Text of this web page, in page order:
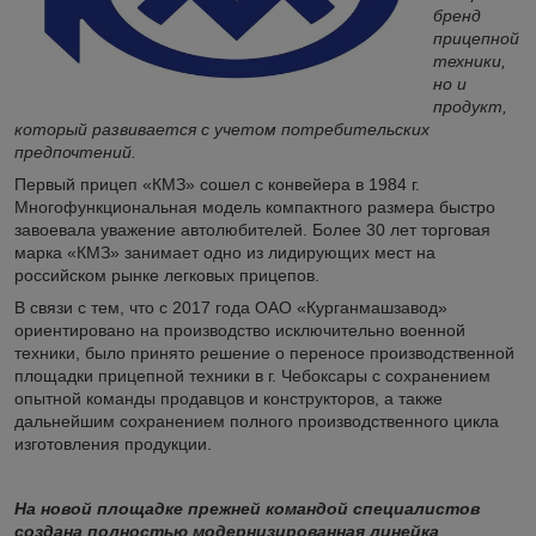
бренд
прицепной
техники,
но и
продукт,
который развивается с учетом потребительских
предпочтений.
Первый прицеп «КМЗ» сошел с конвейера в 1984 г.
Многофункциональная модель компактного размера быстро
завоевала уважение автолюбителей. Более 30 лет торговая
марка «КМЗ» занимает одно из лидирующих мест на
российском рынке легковых прицепов.
В связи с тем, что с 2017 года ОАО «Курганмашзавод»
ориентировано на производство исключительно военной
техники, было принято решение о переносе производственной
площадки прицепной техники в г. Чебоксары с сохранением
опытной команды продавцов и конструкторов, а также
дальнейшим сохранением полного производственного цикла
изготовления продукции.
На новой площадке прежней командой специалистов
создана полностью модернизированная линейка